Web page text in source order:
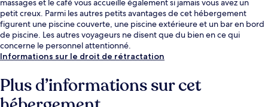
massages et le café vous accueille également si jamais vous avez un
petit creux. Parmi les autres petits avantages de cet hébergement
figurent une piscine couverte, une piscine extérieure et un bar en bord
de piscine. Les autres voyageurs ne disent que du bien en ce qui
concerne le personnel attentionné.
Informations sur le droit de rétractation
Plus d’informations sur cet